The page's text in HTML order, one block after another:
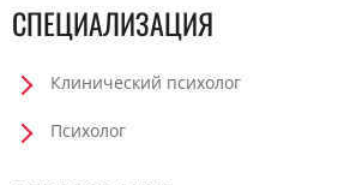
СПЕЦИАЛИЗАЦИЯ
Клинический психолог
Психолог